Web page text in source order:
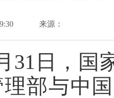
来源：
31日，国
理部与中